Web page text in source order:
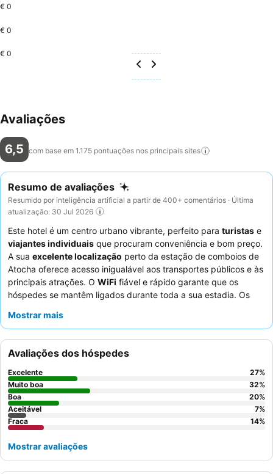
€ 0
€ 0
€ 0
Avaliações
6,5 com base em 1.175 pontuações nos principais sites
Resumo de avaliações
Resumido por inteligência artificial a partir de 400+ comentários · Última
atualização: 30 Jul 2026
Este hotel é um centro urbano vibrante, perfeito para turistas e
viajantes individuais que procuram conveniência e bom preço.
A sua excelente localização perto da estação de comboios de
Atocha oferece acesso inigualável aos transportes públicos e às
principais atrações. O WiFi fiável e rápido garante que os
hóspedes se mantêm ligados durante toda a sua estadia. Os
simpatia e prestabilidade excecionais, e embora o pequeno-
restaurantes
nas proximidades. Para uma estadia mais
tranquila, considere pedir um quarto afastado das áreas
partilhadas devido ao ruído ocasional das paredes finas.
Mostrar mais
Avaliações dos hóspedes
Excelente 27%
Muito boa
32%
Boa
20%
Aceitável
7%
Fraca
14%
Mostrar avaliações